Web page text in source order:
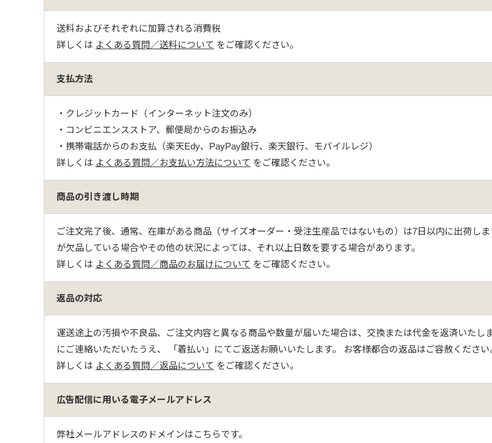
送料およびそれぞれに加算される消費税
詳しくは よくある質問／送料について をご確認ください。
支払方法
・クレジットカード（インターネット注文のみ）
・コンビニエンスストア、郵便局からのお振込み
・携帯電話からのお支払（楽天Edy、PayPay銀行、楽天銀行、モバイルレジ）
詳しくは よくある質問／お支払い方法について をご確認ください。
商品の引き渡し時期
ご注文完了後、通常、在庫がある商品（サイズオーダー・受注生産品ではないもの）は7日以内に出荷し
が欠品している場合やその他の状況によっては、それ以上日数を要する場合があります。
詳しくは よくある質問／商品のお届けについて をご確認ください。
返品の対応
運送途上の汚損や不良品、ご注文内容と異なる商品や数量が届いた場合は、交換または代金を返済いた
にご連絡いただいたうえ、 「着払い」にてご返送お願いいたします。 お客様都合の返品はご容赦ください
詳しくは よくある質問／返品について をご確認ください。
広告配信に用いる電子メールアドレス
弊社メールアドレスのドメインはこちらです。